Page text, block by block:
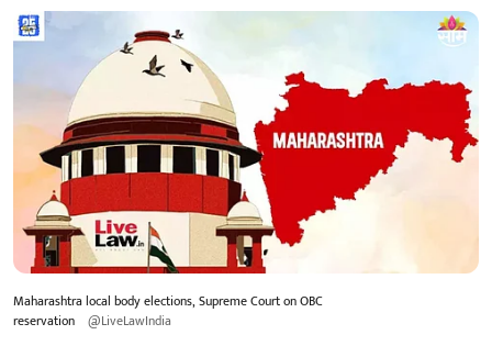
Maharashtra local body elections, Supreme Court on OBC
reservation @LiveLawIndia